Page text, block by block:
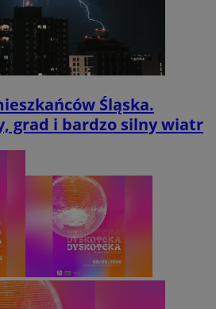
Śląska.
grad i bardzo silny wiatr